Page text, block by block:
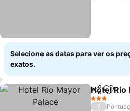
Selecione as datas para ver os
exatos.
Partilhar
Hotel Río
3 Estrelas
/